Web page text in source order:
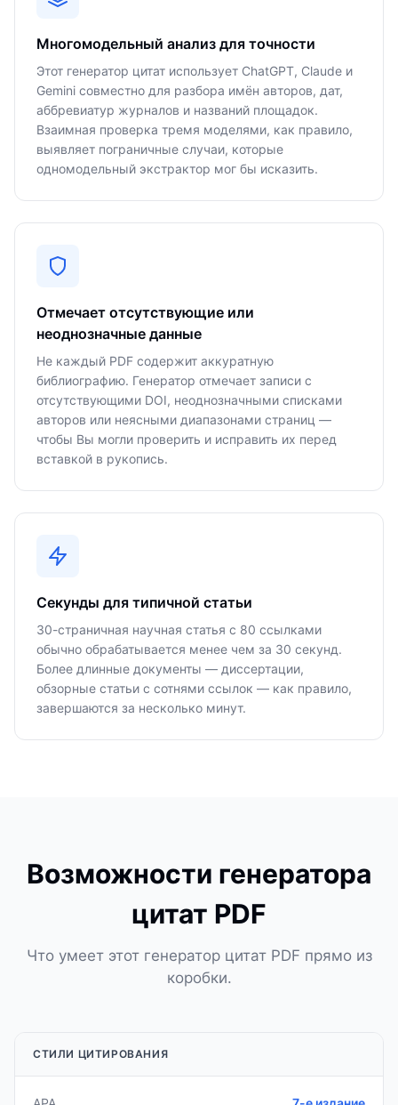
Многомодельный анализ для точности
Этот генератор цитат использует ChatGPT, Claude и
Gemini совместно для разбора имён авторов, дат,
аббревиатур журналов и названий площадок.
Взаимная проверка тремя моделями, как правило,
выявляет пограничные случаи, которые
одномодельный экстрактор мог бы исказить.
Отмечает отсутствующие или
неоднозначные данные
Не каждый PDF содержит аккуратную
библиографию. Генератор отмечает записи с
отсутствующими DOI, неоднозначными списками
авторов или неясными диапазонами страниц —
чтобы Вы могли проверить и исправить их перед
вставкой в рукопись.
Секунды для типичной статьи
30-страничная научная статья с 80 ссылками
обычно обрабатывается менее чем за 30 секунд.
Более длинные документы — диссертации,
обзорные статьи с сотнями ссылок — как правило,
завершаются за несколько минут.
Возможности генератора
цитат PDF
Что умеет этот генератор цитат PDF прямо из
коробки.
СТИЛИ ЦИТИРОВАНИЯ